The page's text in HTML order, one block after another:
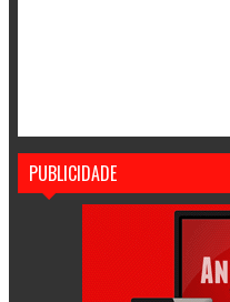
PUBLICIDADE